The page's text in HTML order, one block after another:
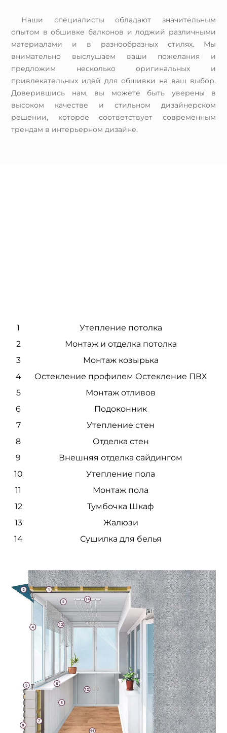
Наши специалисты обладают значительным
опытом в обшивке балконов и лоджий различными
материалами и в разнообразных стилях. Мы
внимательно выслушаем ваши пожелания и
предложим несколько оригинальных и
привлекательных идей для обшивки на ваш выбор.
Доверившись нам, вы можете быть уверены в
высоком качестве и стильном дизайнерском
решении, которое соответствует современным
трендам в интерьерном дизайне.
1
Утепление потолка
2
Монтаж и отделка потолка
3
Монтаж козырька
4
Остекление профилем Остекление ПВХ
5
Монтаж отливов
6
Подоконник
7
Утепление стен
8
Отделка стен
9
Внешняя отделка сайдингом
10
Утепление пола
11
Монтаж пола
12
Тумбочка Шкаф
13
Жалюзи
14
Сушилка для белья